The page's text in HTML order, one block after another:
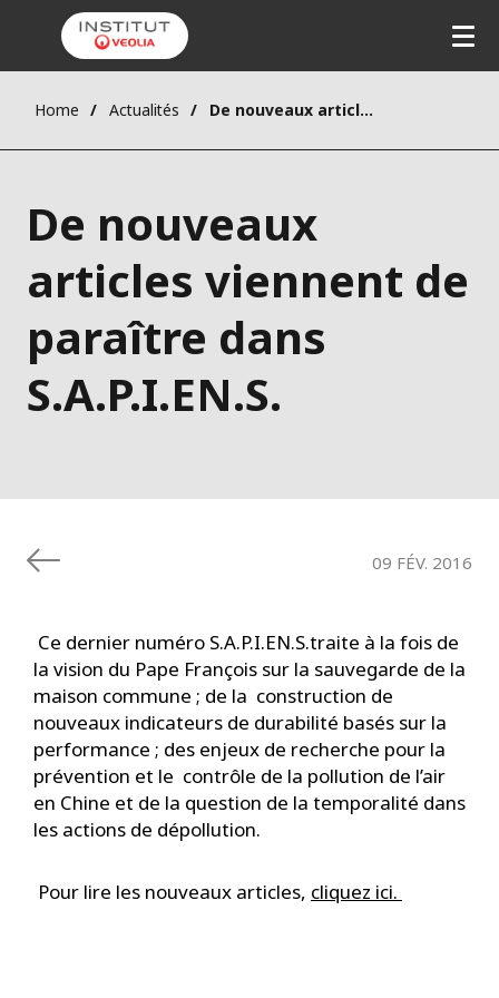
Home Actualités De nouveaux articles viennent de paraître dans S.A.P.I.EN.S.
De nouveaux
articles viennent de
paraître dans
S.A.P.I.EN.S.
09 FÉV. 2016
Ce dernier numéro S.A.P.I.EN.S.traite à la fois de
la vision du Pape François sur la sauvegarde de la
maison commune ; de la construction de
nouveaux indicateurs de durabilité basés sur la
performance ; des enjeux de recherche pour la
prévention et le contrôle de la pollution de l’air
en Chine et de la question de la temporalité dans
les actions de dépollution.
Pour lire les nouveaux articles, cliquez ici.